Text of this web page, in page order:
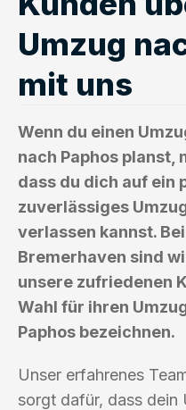
Umzug
mit uns
Wenn du einen
nach Paphos planst,
dass du dich auf ein
zuverlässiges
verlassen kannst.
Bremerhaven sind
unsere zufriedenen
Wahl für ihren
Paphos bezeichnen.
Unser erfahrenes
sorgt dafür, dass dein